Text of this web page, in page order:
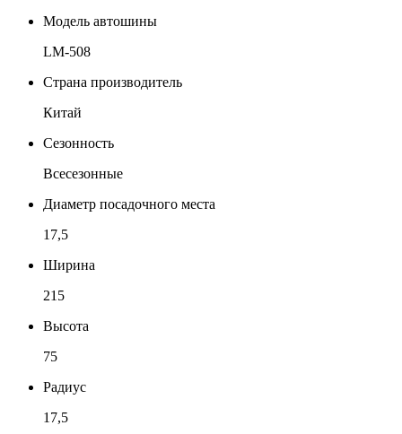
Модель автошины
LM-508
Страна производитель
Китай
Сезонность
Всесезонные
Диаметр посадочного места
17,5
Ширина
215
Высота
75
Радиус
17,5